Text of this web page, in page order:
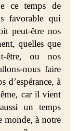
ce temps de
favorable qui
peut-être nos
quelles que
être, ou nos
nous faire
d’espérance, à
car il vient
un temps
monde, à notre